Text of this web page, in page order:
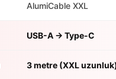
AlumiCable XXL
USB-A → Type-C
3 metre (XXL